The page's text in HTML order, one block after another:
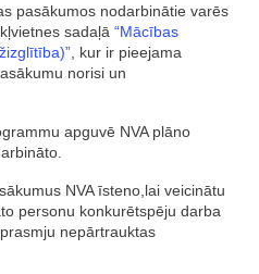
pasākumos nodarbinātie varēs
sadaļā “Mācības
, kur ir pieejama
norisi un
apguvē NVA plāno
NVA īsteno,lai veicinātu
personu konkurētspēju darba
nepārtrauktas